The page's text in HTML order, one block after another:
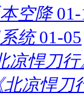
空降
统 01-05
凉悍刀
凉悍刀